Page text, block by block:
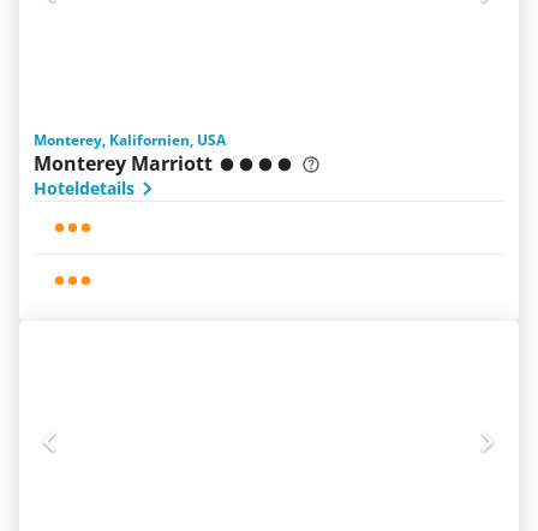
Monterey, Kalifornien, USA
Monterey Marriott
Hoteldetails